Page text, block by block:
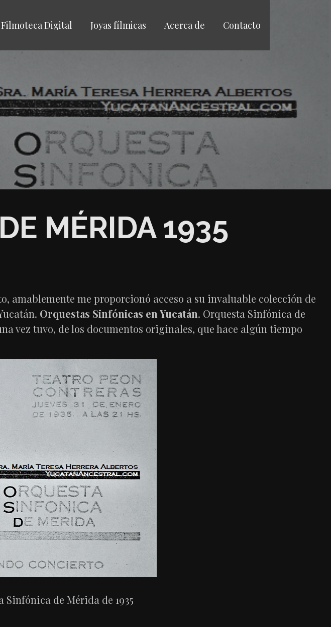
Filmoteca Digital Joyas fílmicas Acerca de Contacto
MÉRIDA 1935
amablemente me proporcionó acceso a su invaluable colección de
Orquestas Sinfónicas en Yucatán. Orquesta Sinfónica de
vez tuvo, de los documentos originales, que hace algún tiempo
de Mérida de 1935